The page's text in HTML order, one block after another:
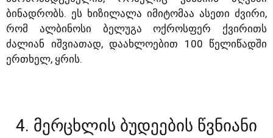
ბინადრობს. ეს ხიზილალა იმიტომაა ასეთი ძვირი,
რომ ალბინოსი ბელუგა ოქროსფერ ქვირითს
ძალიან იშვიათად, დაახლოებით 100 წელიწადში
ერთხელ, ყრის.
4. მერცხლის ბუდეების წვნიანი